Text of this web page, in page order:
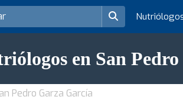
en San
Pedro Garza García